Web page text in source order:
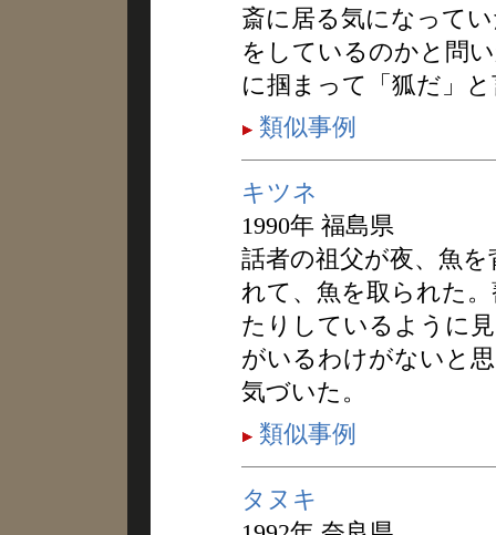
斎に居る気になって
をしているのかと問
に掴まって「狐だ」
類似事例
キツネ
1990年 福島県
話者の祖父が夜、魚
れて、魚を取られた
たりしているように
がいるわけがないと
気づいた。
類似事例
タヌキ